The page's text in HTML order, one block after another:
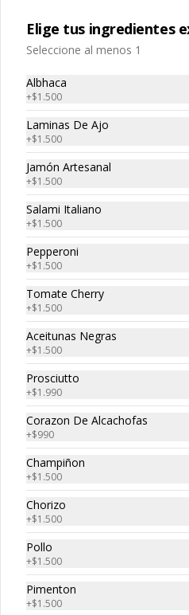
Spaguetti
Pasta larga
Tripasta Familiar
Tripasta Familiar
-  Fetuccini boloñesa
-  Ñoki al pesto
-  Penne rigatti alfredo
Tripasta de Tonny
Tripasta de Tonny
-  Fetuccini boloñesa
-  Ñoki al pesto
-  Penne rigatti alfredo
Antipasto
Elige tus ingredientes
Seleccione al menos 1
Albhaca
+$1.500
Laminas De Ajo
+$1.500
Jamón Artesanal
+$1.500
Salami Italiano
+$1.500
Pepperoni
+$1.500
Tomate Cherry
+$1.500
Aceitunas Negras
+$1.500
Prosciutto
+$1.990
Corazon De Alcachofas
+$990
Champiñon
+$1.500
Chorizo
+$1.500
Pollo
+$1.500
Pimenton
+$1.500